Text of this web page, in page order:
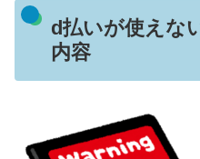
d払いが使えな
内容